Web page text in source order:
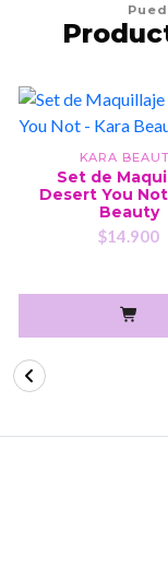
KARA
Set de
Desert You
Beauty
$14.900